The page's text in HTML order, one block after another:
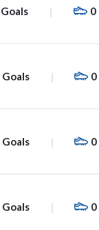
Goals 0
Goals 0
Goals 0
Goals 0